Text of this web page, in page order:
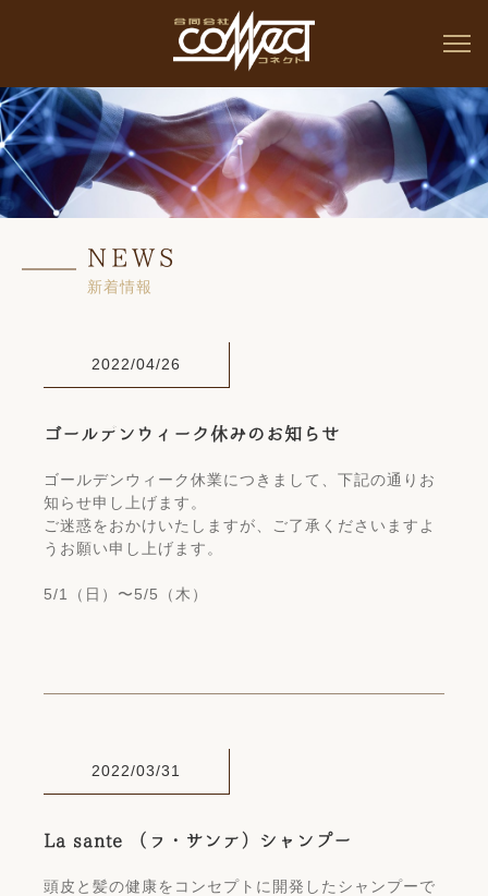
NEWS
新着情報
2022/04/26
ゴールデンウィーク休みのお知らせ
ゴールデンウィーク休業につきまして、下記の通りお
知らせ申し上げます。
ご迷惑をおかけいたしますが、ご了承くださいますよ
うお願い申し上げます。
5/1（日）〜5/5（木）
2022/03/31
La sante （ラ・サンテ）シャンプー
頭皮と髪の健康をコンセプトに開発したシャンプーで